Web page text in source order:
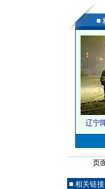
■
辽宁
页
■ 相关链接